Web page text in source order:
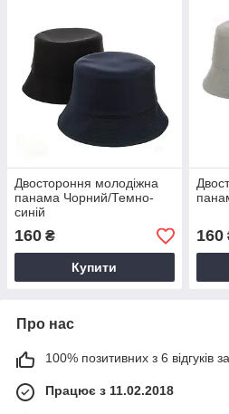
Двостороння молодіжна
панама Чорний/Темно-
синій
160 ₴
Купити
160
Про нас
100% позитивних з 6 відгуків
Працює з 11.02.2018